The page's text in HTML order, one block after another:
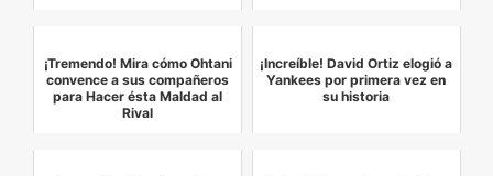
¡Tremendo! Mira cómo Ohtani
convence a sus compañeros
para Hacer ésta Maldad al
Rival
¡Increíble! David Ortiz elogió a
Yankees por primera vez en
su historia